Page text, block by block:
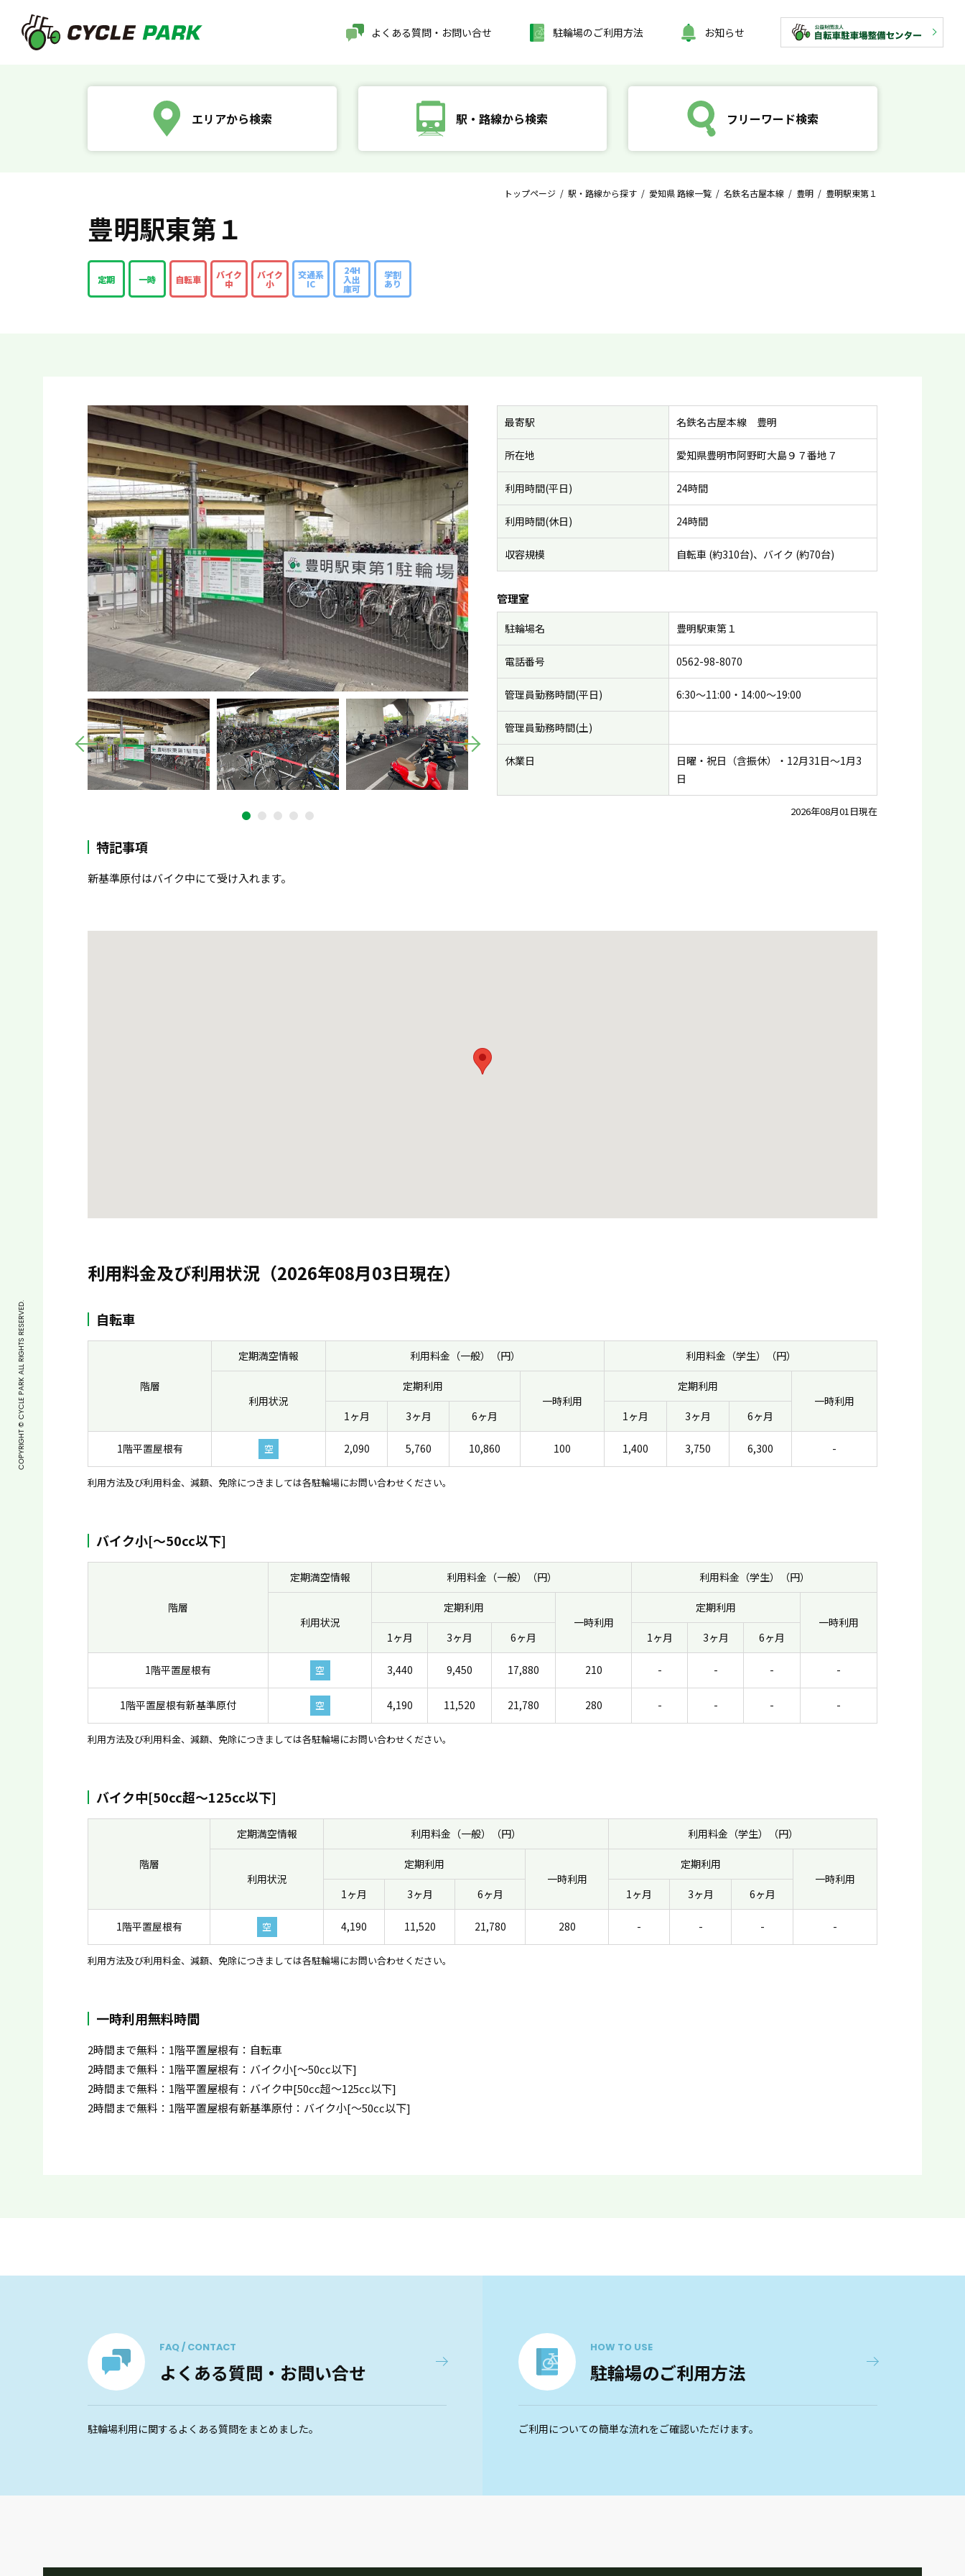
よくある質問・お問い合せ 駐輪場のご利用方法 お知らせ
エリアから検索 駅・路線から検索 フリーワード検索
トップページ / 駅・路線から探す / 愛知県 路線一覧 / 名鉄名古屋本線 / 豊明 / 豊明駅東第１
豊明駅東第１
定期 一時 自転車 バイク
中
バイク
小
交通系
IC
24H
入出
庫可
学割
あり
最寄駅 名鉄名古屋本線 豊明
所在地 愛知県豊明市阿野町大島９７番地７
利用時間(平日) 24時間
利用時間(休日) 24時間
収容規模 自転車 (約310台)、バイク (約70台)
管理室
駐輪場名 豊明駅東第１
電話番号 0562-98-8070
管理員勤務時間(平日) 6:30〜11:00・14:00〜19:00
管理員勤務時間(土)
休業日
日曜・祝日（含振休）・12月31日〜1月3
日
2026年08月01日現在
特記事項
新基準原付はバイク中にて受け入れます。
利用料金及び利用状況（2026年08月03日現在）
自転車
階層
定期満空情報 利用料金（一般）（円） 利用料金（学生）（円）
利用状況
定期利用
一時利用
定期利用
一時利用
1ヶ月
3ヶ月 6ヶ月 1ヶ月 3ヶ月 6ヶ月
1階平置屋根有 空 2,090 5,760 10,860 100 1,400 3,750 6,300 -
利用方法及び利用料金、減額、免除につきましては各駐輪場にお問い合わせください。
バイク小[〜50cc以下]
階層
定期満空情報 利用料金（一般）（円） 利用料金（学生）（円）
利用状況
定期利用
一時利用
定期利用
一時利用
1ヶ月
3ヶ月 6ヶ月 1ヶ月 3ヶ月 6ヶ月
1階平置屋根有 空 3,440 9,450 17,880 210 - - - -
1階平置屋根有新基準原付 空 4,190 11,520 21,780 280 - - - -
利用方法及び利用料金、減額、免除につきましては各駐輪場にお問い合わせください。
バイク中[50cc超〜125cc以下]
階層
定期満空情報 利用料金（一般）（円） 利用料金（学生）（円）
利用状況
定期利用
一時利用
定期利用
一時利用
1ヶ月
3ヶ月 6ヶ月 1ヶ月 3ヶ月 6ヶ月
1階平置屋根有 空 4,190 11,520 21,780 280 - - - -
利用方法及び利用料金、減額、免除につきましては各駐輪場にお問い合わせください。
一時利用無料時間
2時間まで無料：1階平置屋根有：自転車
2時間まで無料：1階平置屋根有：バイク小[〜50cc以下]
2時間まで無料：1階平置屋根有：バイク中[50cc超〜125cc以下]
2時間まで無料：1階平置屋根有新基準原付：バイク小[〜50cc以下]
FAQ / CONTACT
よくある質問・お問い合せ
駐輪場利用に関するよくある質問をまとめました。
HOW TO USE
駐輪場のご利用方法
ご利用についての簡単な流れをご確認いただけます。
COPYRIGHT © CYCLE PARK ALL RIGHTS RESERVED.